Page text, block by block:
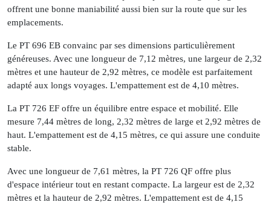
offrent une bonne maniabilité aussi bien sur la route que sur les
emplacements.
Le PT 696 EB convainc par ses dimensions particulièrement
généreuses. Avec une longueur de 7,12 mètres, une largeur de 2,32
mètres et une hauteur de 2,92 mètres, ce modèle est parfaitement
adapté aux longs voyages. L'empattement est de 4,10 mètres.
La PT 726 EF offre un équilibre entre espace et mobilité. Elle
mesure 7,44 mètres de long, 2,32 mètres de large et 2,92 mètres de
haut. L'empattement est de 4,15 mètres, ce qui assure une conduite
stable.
Avec une longueur de 7,61 mètres, la PT 726 QF offre plus
d'espace intérieur tout en restant compacte. La largeur est de 2,32
mètres et la hauteur de 2,92 mètres. L'empattement est de 4,15